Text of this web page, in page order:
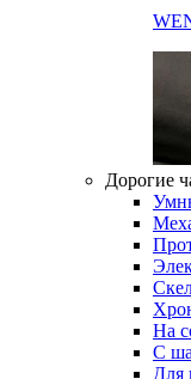
Дорогие
На
С
Для